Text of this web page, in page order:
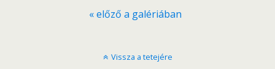
« előző a galériában
Vissza a tetejére